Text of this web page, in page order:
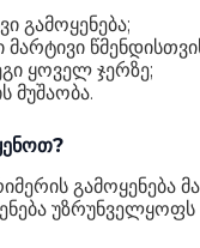
გამოყენება;
ყოველ ჯერზე;
მუშაობა.
გამოყენება
უზრუნველყოფს